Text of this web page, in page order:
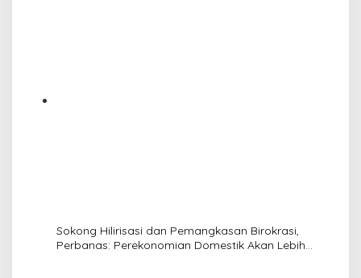
Sokong Hilirisasi dan Pemangkasan Birokrasi,
Perbanas: Perekonomian Domestik Akan Lebih